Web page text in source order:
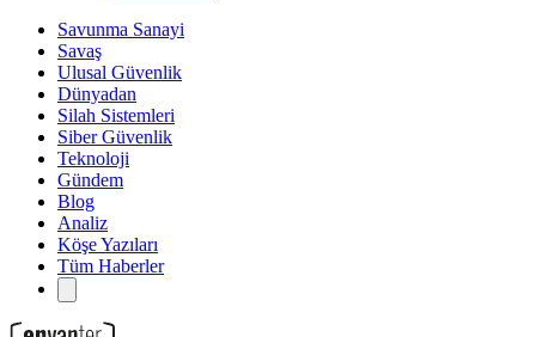
Savunma Sanayi
Savaş
Ulusal Güvenlik
Dünyadan
Silah Sistemleri
Siber Güvenlik
Teknoloji
Gündem
Blog
Analiz
Köşe Yazıları
Tüm Haberler